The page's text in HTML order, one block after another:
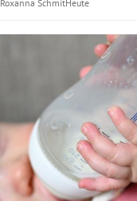
Roxanna SchmitHeute